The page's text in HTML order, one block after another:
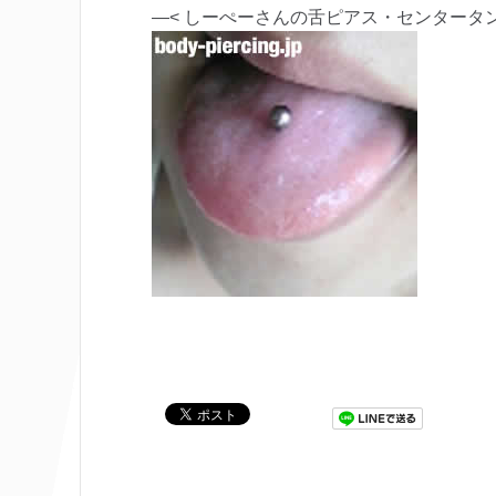
—< しーぺーさんの舌ピアス・センタ